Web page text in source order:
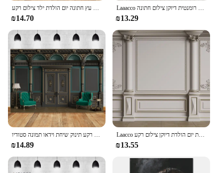
באביב עלים ירוקים קיר אבן רקע גינון צמחים פרח גראנג 'ין פרח עץ חתונה יום הולדת ילד צילום רקע
₪14.70
Laaacco המערבי רקע קיר רקע חדר ריק קלאסי אלגנטי מודרני כנסייה מודרנית רומנטית דיוקן צילום חתונה
₪13.29
רטרו דלת חדר בציר ארמון קיר צילום רקע חתונה רקע תינוק שיחת וידאו תמונה סטודיו Photophone חדר דקור
₪14.89
Laacco אירופאי אלגנטי רקע קלאסי ארמון וינטג חדר מגולף חתונה מסיבת יום הולדת דיוקן צילום רקע
₪13.55